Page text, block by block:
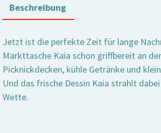
Beschreibung
Jetzt ist die perfekte Zeit für lange
Markttasche Kaia schon griffbereit an
Picknickdecken, kühle Getränke und
Und das frische Dessin Kaia strahlt
Wette.